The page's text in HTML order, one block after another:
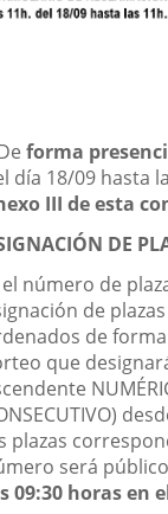
forma
día 18/09 hasta
III de esta
DE
el número de
de
de
que
plazas
será
09:30 horas en